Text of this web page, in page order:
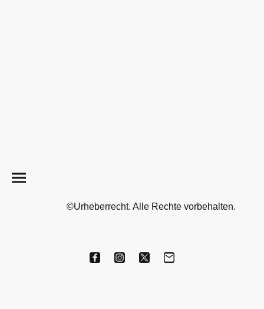
©Urheberrecht. Alle Rechte vorbehalten.